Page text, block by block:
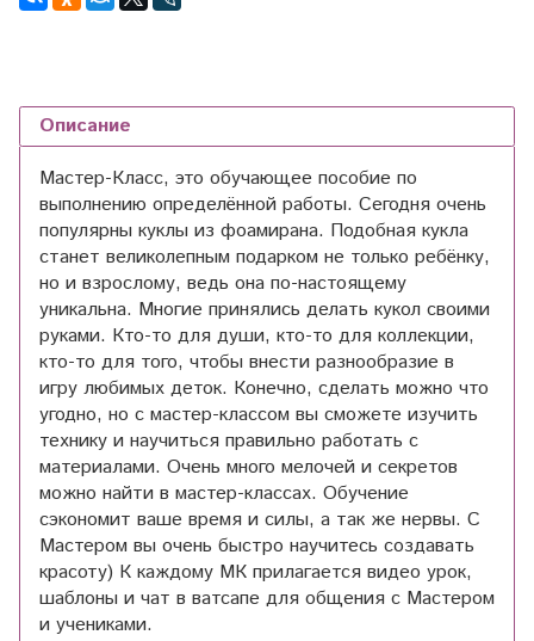
Описание
Мастер-Класс, это обучающее пособие по
выполнению определённой работы. Сегодня очень
популярны куклы из фоамирана. Подобная кукла
станет великолепным подарком не только ребёнку,
но и взрослому, ведь она по-настоящему
уникальна. Многие принялись делать кукол своими
руками. Кто-то для души, кто-то для коллекции,
кто-то для того, чтобы внести разнообразие в
игру любимых деток. Конечно, сделать можно что
угодно, но с мастер-классом вы сможете изучить
технику и научиться правильно работать с
материалами. Очень много мелочей и секретов
можно найти в мастер-классах. Обучение
сэкономит ваше время и силы, а так же нервы. С
Мастером вы очень быстро научитесь создавать
красоту) К каждому МК прилагается видео урок,
шаблоны и чат в ватсапе для общения с Мастером
и учениками.